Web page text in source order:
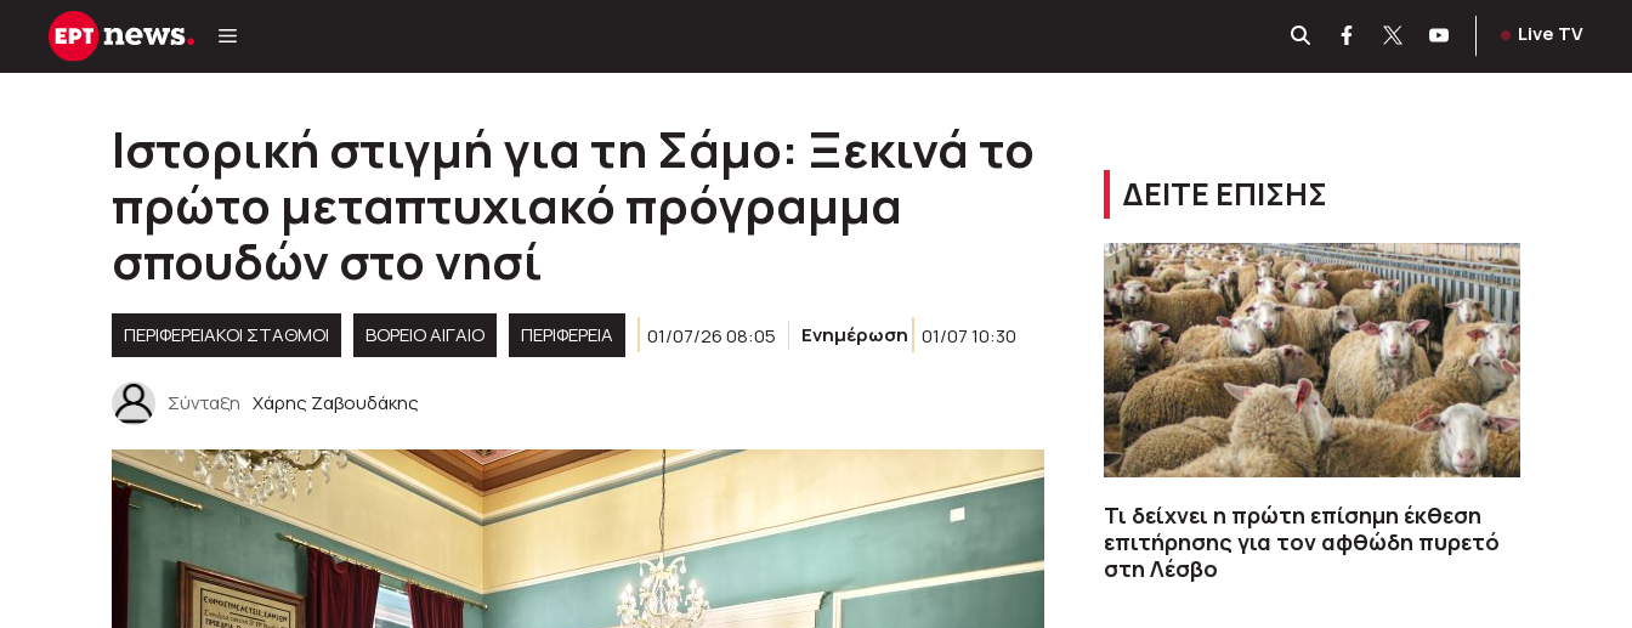
Μετάβαση
Live TV
Ιστορική στιγμή για τη Σάμο: Ξεκινά το
πρώτο μεταπτυχιακό πρόγραμμα
σπουδών στο νησί
ΠΕΡΙΦΕΡΕΙΑΚΟΊ ΣΤΑΘΜΟΊ ΒΟΡΕΙΟ ΑΙΓΑΙΟ ΠΕΡΙΦΈΡΕΙΑ 01/07/26 08:05 Ενημέρωση 01/07 10:30
Σύνταξη Χάρης Ζαβουδάκης
ΔΕΙΤΕ ΕΠΙΣΗΣ
Τι δείχνει η πρώτη επίσημη έκθεση
επιτήρησης για τον αφθώδη πυρετό
στη Λέσβο